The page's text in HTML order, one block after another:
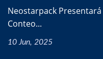
Neostarpack
Conteo...
10 Jun, 2025